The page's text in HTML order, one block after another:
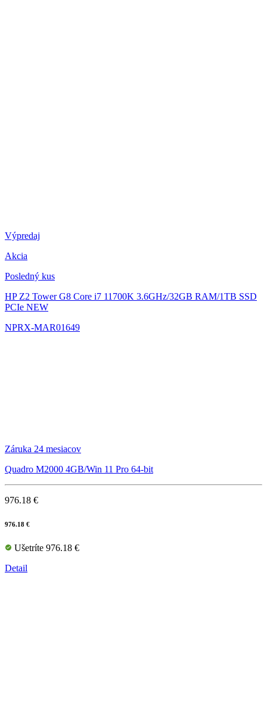
Výpredaj
Akcia
Posledný kus
HP Z2 Tower G8 Core i7 11700K 3.6GHz/32GB RAM/1TB SSD
PCIe NEW
NPRX-MAR01649
Záruka 24 mesiacov
Quadro M2000 4GB/Win 11 Pro 64-bit
976.18 €
976.18 €
Ušetríte 976.18 €
Detail